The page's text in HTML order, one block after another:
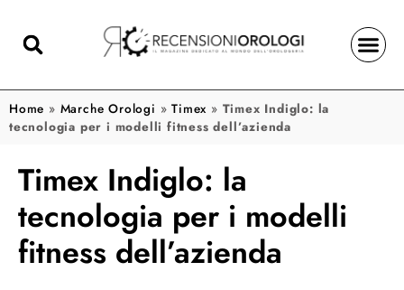
Home » Marche Orologi »Timex » Timex Indiglo: la
tecnologia per i modelli fitness dell’azienda
Timex Indiglo: la
tecnologia per i modelli
fitness dell’azienda